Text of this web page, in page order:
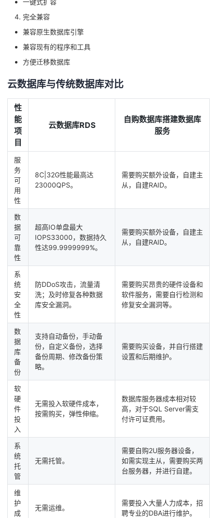
完全兼容
兼容原生数据库引擎
兼容现有的程序和工具
方便迁移数据库
云数据库与传统数据库对比
性
能
项
目
云数据库RDS
自购数据库搭建数据库
服务
服
务
可
用
性
8C|32G性能最高达
23000QPS。
需要购买额外设备，自建主
从，自建RAID。
数
据
可
靠
性
超高IO单盘最大
IOPS33000，数据持久
性达99.9999999%。
需要购买额外设备，自建主
从，自建RAID。
系
统
安
全
性
防DDoS攻击，流量清
洗；及时修复各种数据
库安全漏洞。
需要购买昂贵的硬件设备和
软件服务，需要自行检测和
修复安全漏洞等。
数
据
库
备
份
支持自动备份，手动备
份，自定义备份，选择
备份周期、修改备份策
略。
需要购买设备，并自行搭建
设置和后期维护。
软
硬
件
投
入
无需投入软硬件成本，
按需购买，弹性伸缩。
数据库服务器成本相对较
高，对于SQL Server需支
付许可证费用。
系
统
托
管
无需托管。
需要自购2U服务器设备，
如需实现主从，需要购买两
台服务器，并进行自建。
维
护
成
无需运维。
需要投入大量人力成本，招
聘专业的DBA进行维护。